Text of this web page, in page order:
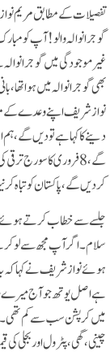
تفصیلات کےمطابق مریم
غیر موجودگی میں
بھی گوجرانوالہ میں ہوا تھا،
نوازشریف اپنے وعدے کے
دینے کا کہا ہے تو دیں
گے، 8فروری کا سورج
کر دیں گے،پاکستان کو تباہ
جلسے سے خطاب کرتے ہوئے
سلام۔ اگر آپ مجھ سے لو
ہوئے نوازشریف نے کہا کہ
ہے اصل یوتھ جو آج میرے
میں کرپشن سب سے کم
چینی،گھی،پٹرول اور بجلی